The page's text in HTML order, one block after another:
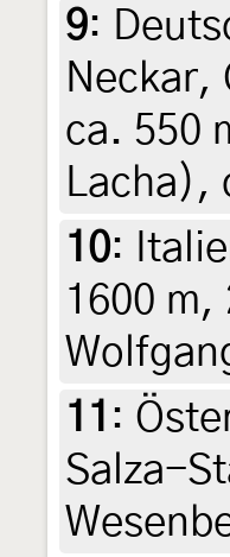
9:
Neckar,
ca. 550
Lacha),
10:
1600
11 :
Salza-